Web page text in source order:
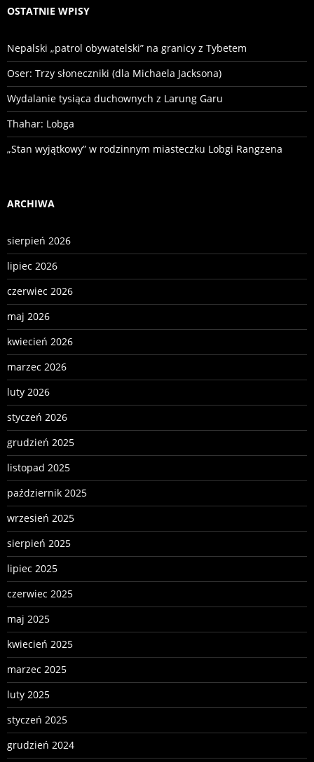
OSTATNIE WPISY
Nepalski „patrol obywatelski” na granicy z Tybetem
Oser: Trzy słoneczniki (dla Michaela Jacksona)
Wydalanie tysiąca duchownych z Larung Garu
Thahar: Lobga
„Stan wyjątkowy” w rodzinnym miasteczku Lobgi Rangzena
ARCHIWA
sierpień 2026
lipiec 2026
czerwiec 2026
maj 2026
kwiecień 2026
marzec 2026
luty 2026
styczeń 2026
grudzień 2025
listopad 2025
październik 2025
wrzesień 2025
sierpień 2025
lipiec 2025
czerwiec 2025
maj 2025
kwiecień 2025
marzec 2025
luty 2025
styczeń 2025
grudzień 2024